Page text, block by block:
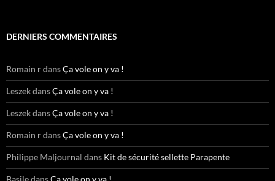
DERNIERS COMMENTAIRES
Romain rdansÇa vole on y va !
LeszekdansÇa vole on y va !
LeszekdansÇa vole on y va !
Romain rdansÇa vole on y va !
Philippe Maljournal dans Kit de sécurité sellette Parapente